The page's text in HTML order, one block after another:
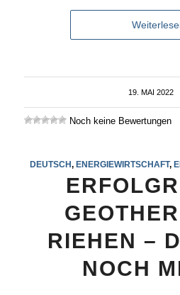
19. MAI 2022
/
Noch keine Bewertungen
DEUTSCH, ENERGIEWIRTSCHAFT,
RIEHEN –
NOCH